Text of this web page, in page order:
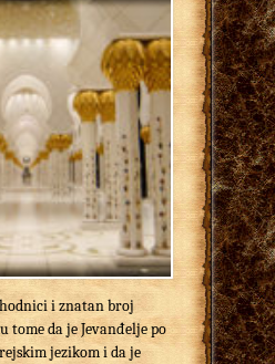
i znatan broj
tome da je Jevanđelje po
jezikom i da je